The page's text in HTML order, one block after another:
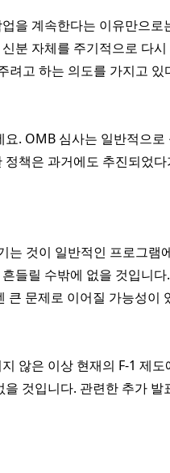
을 계속한다는 이유만으로
분 자체를 주기적으로 다
려고 하는 의도를 가지고 있
. OMB 심사는 일반적으
책은 과거에도 추진되었
는 것이 일반적인 프로그램
들릴 수밖에 없을 것입니
큰 문제로 이어질 가능성이
않은 이상 현재의 F-1 제
것입니다. 관련한 추가 발